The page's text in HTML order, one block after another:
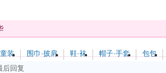
童装 围巾·披肩 鞋·袜 帽子·手套
包包
后回复